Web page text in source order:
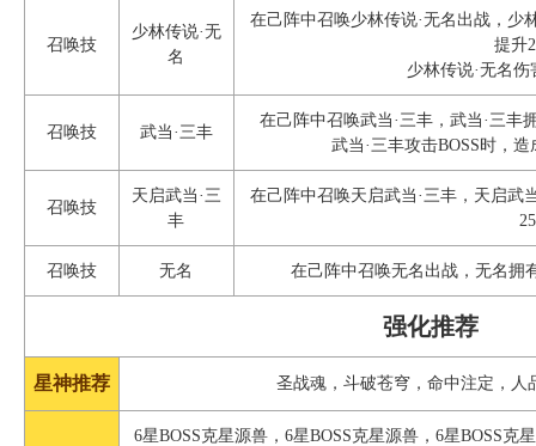
召唤技
少林传说·无
名
在己阵中召唤少林传说·无名出战，少
提升
少林传说·无名
召唤技 武当·三丰
在己阵中召唤武当·三丰，武当·三丰
武当·三丰攻击BOSS时，
召唤技
天启武当·三
丰
在己阵中召唤天启武当·三丰，天启武
召唤技 无名 在己阵中召唤无名出战，无名拥
强化推荐
星神推荐 圣战魂，斗破苍穹，命中注定，人
6星BOSS克星源兽，6星BOSS克星源兽，6星BOSS克